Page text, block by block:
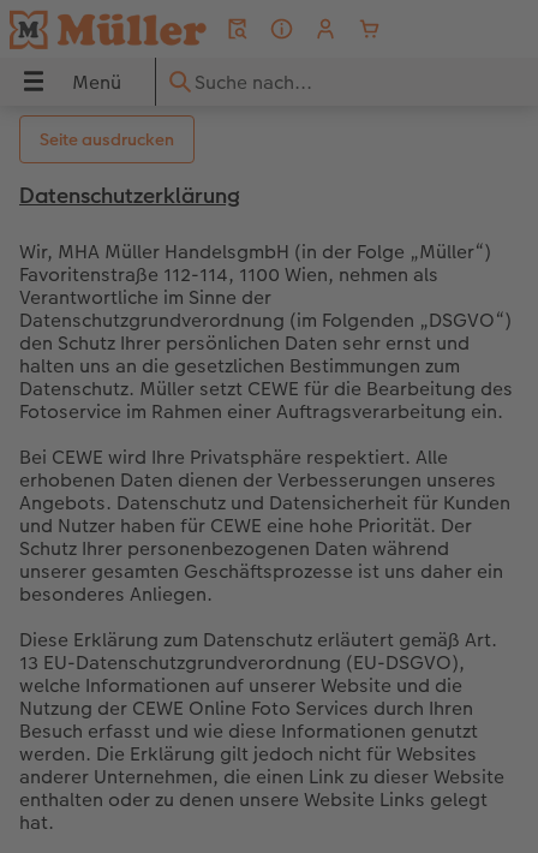
Menü
Menü
CEWE FOTOBUCH
Übersicht
Formate
Papiere
Einbände
Reisefotobuch gestalten
Jahrbuch gestalten
CEWE FOTOBUCH Kids
Panoramaseite
Schuber
Designvorlagen
Fotos
Übersicht
Fotoabzüge
Express-Foto
Foto im Rahmen
Little Prints
Nature Prints
Bilderboxen
Premium Poster
Fotosticker
Fotosets
Poster & Wandbilder
Übersicht
Fotoleinwand
Premium Poster
Posterleiste
Fotocollage
Photo Streetmap Poster
Acrylglas
Alu-Dibond
Foto auf Holz
Hartschaum
Grußkarten
Übersicht
Einladungskarten
Geburtstagskarten
Hochzeitskarten
Dankeskarten Konfirmation
Dankeskarten Kommunion
Dankeskarten
Urlaubsgrüße
Weitere Anlässe
Papierqualitäten
Fotogeschenke
Übersicht
Trinkgefäße
Spiele & Puzzle
Dekoration
Textilien
Schule & Büro
Foto-Geschenkbox
Art Prints
Handyhüllen
Faber-Castell
Fotokalender
Übersicht
Wandkalender
Tischkalender
Terminkalender
Papierqualitäten
Wandkalender mit Design
NEU: Wandkalender Fineline
Kalender-Kundenbeispiele
Neuheiten
Extras
Handyhüllen
Übersicht
iPhone Hüllen
Samsung Hüllen
Xiaomi Hüllen
Silikonhüllen
Frame Case
Handykette
Kunststoffhüllen
Lederhüllen
Holzhülle
Sofortfotos
Übersicht
Express-Foto
Produktvielfalt
Filialsuche
Geschenkideen
für ihn
für sie
für Freundinnen
für Großeltern
nachhaltiger Schenken
Danke sagen
Liebe schenken
Geburtstagsgeschenke
Inspiration
App
Seite ausdrucken
Datenschutzerklärung
Wir, MHA Müller HandelsgmbH (in der Folge „Müller“)
Favoritenstraße 112-114, 1100 Wien, nehmen als
Verantwortliche im Sinne der
Datenschutzgrundverordnung (im Folgenden „DSGVO“)
den Schutz Ihrer persönlichen Daten sehr ernst und
halten uns an die gesetzlichen Bestimmungen zum
Datenschutz. Müller setzt CEWE für die Bearbeitung des
Fotoservice im Rahmen einer Auftragsverarbeitung ein.
Bei CEWE wird Ihre Privatsphäre respektiert. Alle
erhobenen Daten dienen der Verbesserungen unseres
Angebots. Datenschutz und Datensicherheit für Kunden
und Nutzer haben für CEWE eine hohe Priorität. Der
Schutz Ihrer personenbezogenen Daten während
unserer gesamten Geschäftsprozesse ist uns daher ein
besonderes Anliegen.
Diese Erklärung zum Datenschutz erläutert gemäß Art.
13 EU-Datenschutzgrundverordnung (EU-DSGVO),
welche Informationen auf unserer Website und die
Nutzung der CEWE Online Foto Services durch Ihren
Besuch erfasst und wie diese Informationen genutzt
werden. Die Erklärung gilt jedoch nicht für Websites
anderer Unternehmen, die einen Link zu dieser Website
enthalten oder zu denen unsere Website Links gelegt
hat.